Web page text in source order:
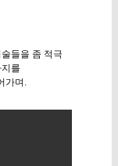
들을 좀 적극
를
가며.